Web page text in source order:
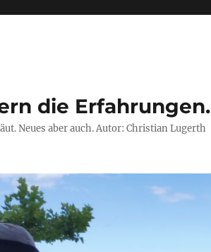
die Erfahrungen.
Neues aber auch. Autor: Christian Lugerth